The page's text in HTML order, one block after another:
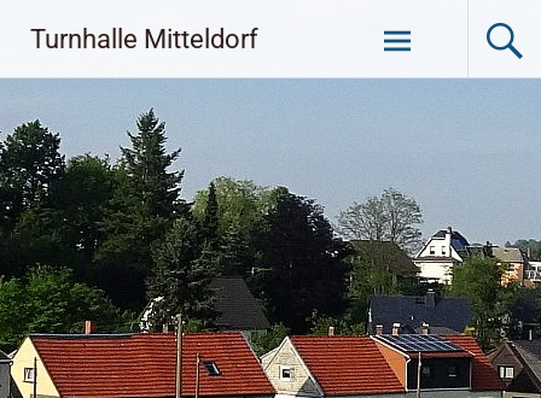
Inhalt
springen
Turnhalle Mitteldorf